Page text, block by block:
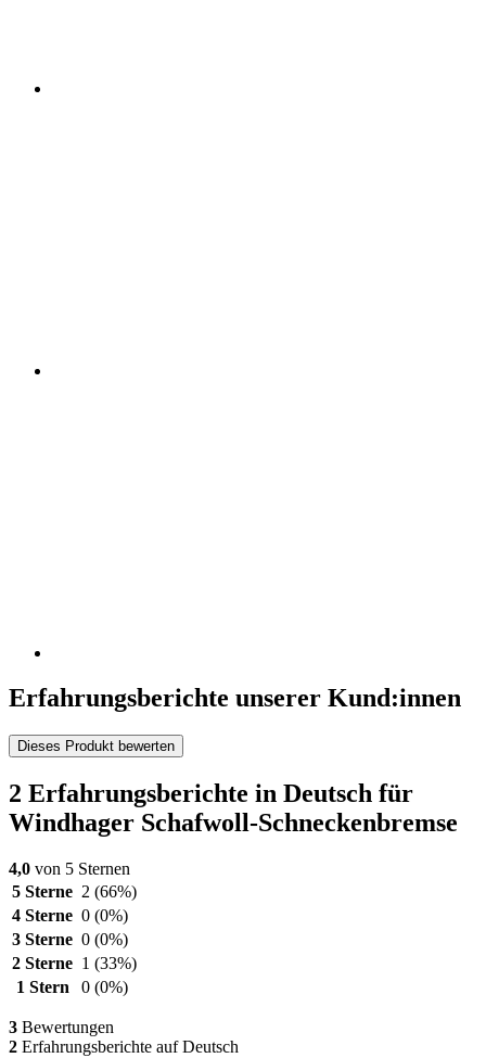
Erfahrungsberichte unserer Kund:innen
Dieses Produkt bewerten
2 Erfahrungsberichte in Deutsch für
Windhager Schafwoll-Schneckenbremse
4,0 von 5 Sternen
5 Sterne 2 (66%)
4 Sterne 0 (0%)
3 Sterne 0 (0%)
2 Sterne 1 (33%)
1 Stern
0 (0%)
3 Bewertungen
2 Erfahrungsberichte auf Deutsch